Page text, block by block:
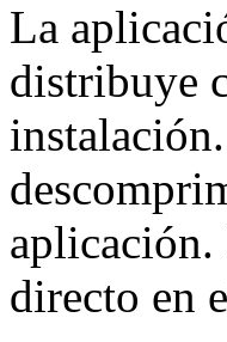
La
distribuye
aplicación.
directo en